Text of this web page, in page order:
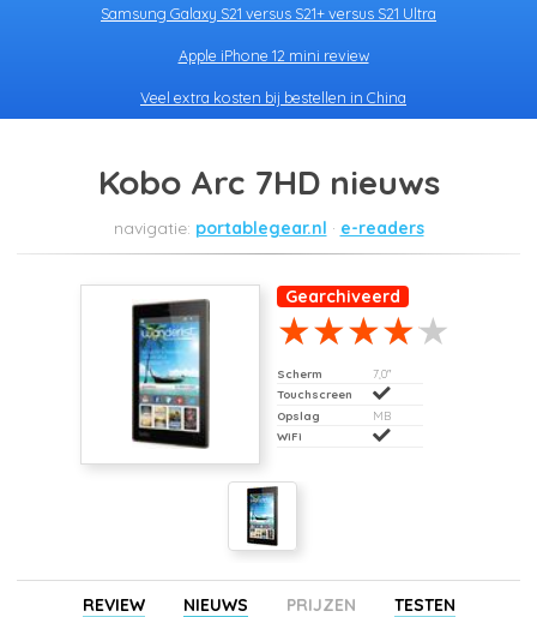
Samsung Galaxy S21 versus S21+ versus S21 Ultra
Apple iPhone 12 mini review
Veel extra kosten bij bestellen in China
Kobo Arc 7HD nieuws
portablegear.nl e-readers
Gearchiveerd
Scherm
7,0"
Touchscreen
Opslag
MB
WiFi
REVIEW NIEUWS PRIJZEN TESTEN